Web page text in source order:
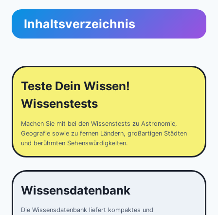
Inhaltsverzeichnis
Teste Dein Wissen!
Wissenstests
Machen Sie mit bei den Wissenstests zu Astronomie,
Geografie sowie zu fernen Ländern, großartigen Städten
und berühmten Sehenswürdigkeiten.
Wissensdatenbank
Die Wissensdatenbank liefert kompaktes und